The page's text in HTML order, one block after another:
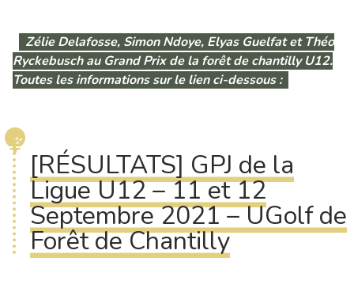
Zélie Delafosse, Simon Ndoye, Elyas Guelfat et Théo
Ryckebusch au Grand Prix de la forêt de chantilly U12.
Toutes les informations sur le lien ci-dessous :
[RÉSULTATS] GPJ de la
Ligue U12 – 11 et 12
Septembre 2021 – UGolf de
Forêt de Chantilly